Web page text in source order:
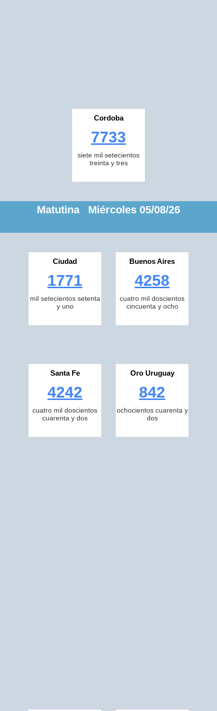
Cordoba
7733
siete mil setecientos
treinta y tres
Matutina Miércoles 05/08/26
Ciudad
1771
mil setecientos setenta
y uno
Buenos Aires
4258
cuatro mil doscientos
cincuenta y ocho
Santa Fe
4242
cuatro mil doscientos
cuarenta y dos
Oro Uruguay
842
ochocientos cuarenta y
dos